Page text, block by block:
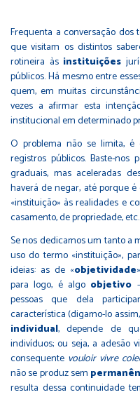
Frequenta a conversação dos
que visitam os distintos
rotineira às instituições
públicos. Há mesmo entre
quem, em muitas
vezes a afirmar esta
institucional em determinado
O problema não se limita, é
registros públicos. Baste-
graduais, mas aceleradas
haverá de negar, até porque é
«instituição» às realidades e
casamento, de propriedade, etc.
Se nos dedicamos um tanto a
uso do termo «instituição»,
ideias: as de «objetividade
para logo, é algo objetivo
pessoas que dela
característica (digamo-lo
individual, depende de
indivíduos; ou seja, a adesão
consequente vouloir vivre
não se produz sem
resulta dessa continuidade